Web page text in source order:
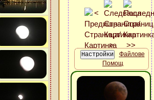
Файлове
Помощ